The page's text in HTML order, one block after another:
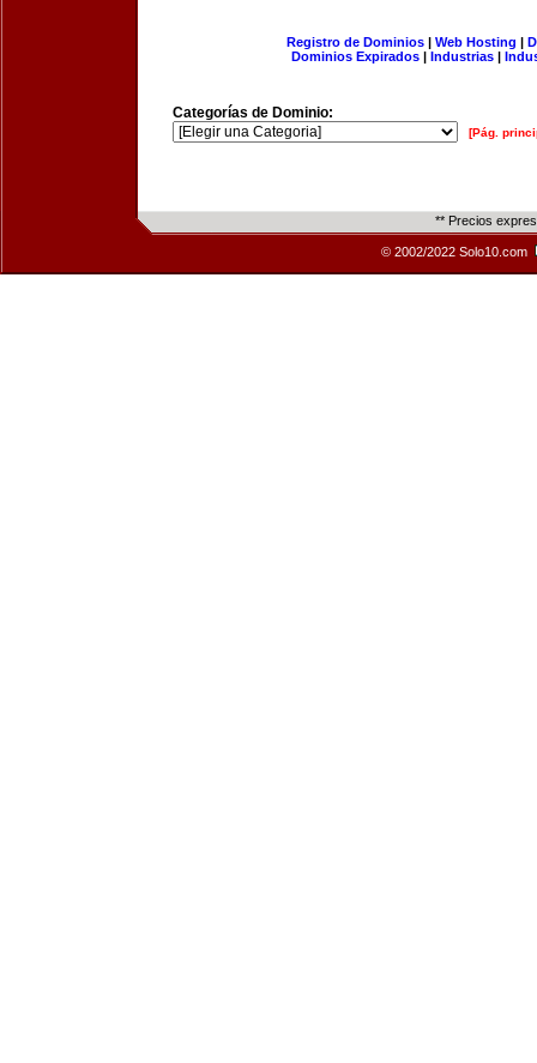
Registro de Dominios| Web Hosting |
Dominios Expirados | Industrias |
Categorías de Dominio:
[Pág.
** Precios
© 2002/2022 Solo10.com